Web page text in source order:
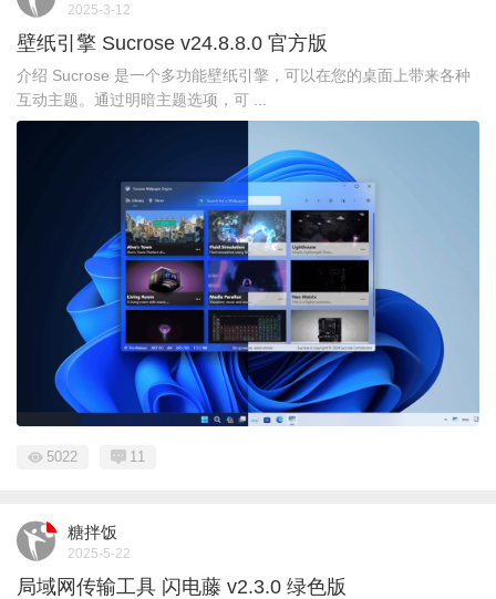
2025-3-12
壁纸引擎 Sucrose v24.8.8.0 官方版
介绍 Sucrose 是一个多功能壁纸引擎，可以在您的桌面上带来各种
互动主题。通过明暗主题选项，可 ...
5022 11
糖拌饭
2025-5-22
局域网传输工具 闪电藤 v2.3.0 绿色版